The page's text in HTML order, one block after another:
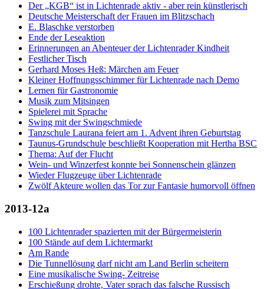
Der „KGB“ ist in Lichtenrade aktiv - aber rein künstlerisch
Deutsche Meisterschaft der Frauen im Blitzschach
E. Blaschke verstorben
Ende der Leseaktion
Erinnerungen an Abenteuer der Lichtenrader Kindheit
Festlicher Tisch
Gerhard Moses Heß: Märchen am Feuer
Kleiner Hoffnungsschimmer für Lichtenrade nach Demo
Lernen für Gastronomie
Musik zum Mitsingen
Spielerei mit Sprache
Swing mit der Swingschmiede
Tanzschule Laurana feiert am 1. Advent ihren Geburtstag
Taunus-Grundschule beschließt Kooperation mit Hertha BSC
Thema: Auf der Flucht
Wein- und Winzerfest konnte bei Sonnenschein glänzen
Wieder Flugzeuge über Lichtenrade
Zwölf Akteure wollen das Tor zur Fantasie humorvoll öffnen
2013-12a
100 Lichtenrader spazierten mit der Bürgermeisterin
100 Stände auf dem Lichtermarkt
Am Rande
Die Tunnellösung darf nicht am Land Berlin scheitern
Eine musikalische Swing- Zeitreise
Erschießung drohte, Vater sprach das falsche Russisch